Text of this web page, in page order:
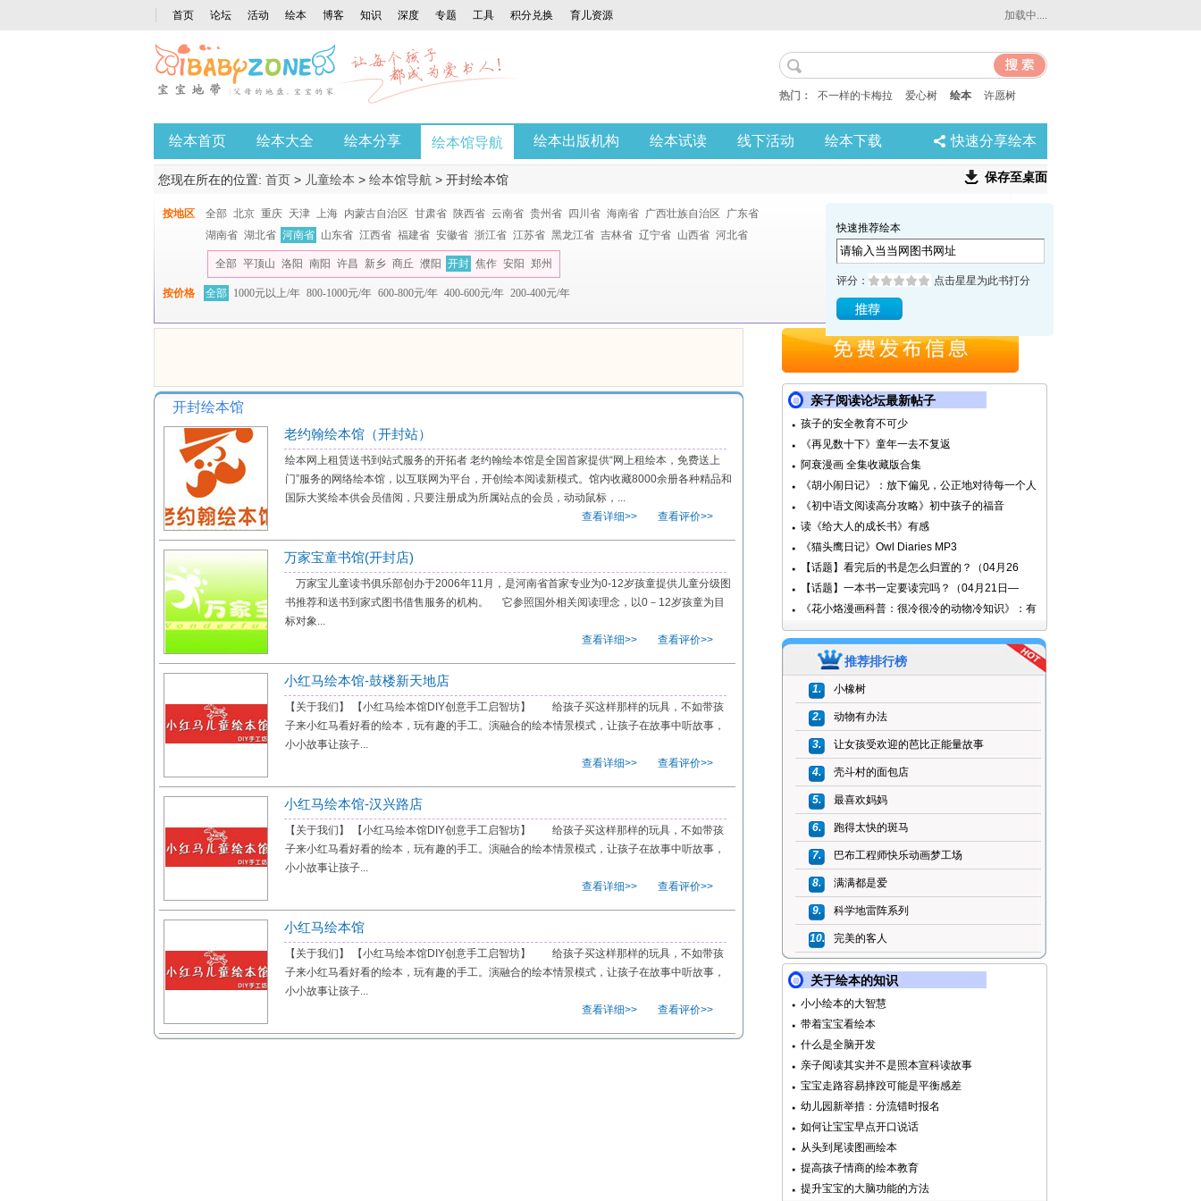
首页 论坛 活动 绘本 博客 知识 深度 专题 工具 积分兑换 育儿资源 加载中....
热门： 不一样的卡梅拉 爱心树 绘本 许愿树
绘本首页 绘本大全 绘本分享 绘本馆导航 绘本出版机构 绘本试读 线下活动 绘本下载 快速分享绘本
您现在所在的位置: 首页 > 儿童绘本 > 绘本馆导航 > 开封绘本馆 保存至桌面
按地区 全部 北京 重庆 天津 上海 内蒙古自治区 甘肃省 陕西省 云南省 贵州省 四川省 海南省 广西壮族自治区
广东省
湖南省 湖北省 河南省 山东省 江西省 福建省 安徽省 浙江省 江苏省 黑龙江省 吉林省 辽宁省 山西省 河北省
全部 平顶山 洛阳 南阳 许昌 新乡 商丘 濮阳 开封 焦作 安阳 郑州
按价格 全部 1000元以上/年 800-1000元/年 600-800元/年 400-600元/年 200-400元/年
快速推荐绘本
评分： 点击星星为此书打分
开封绘本馆
老约翰绘本馆（开封站）
绘本网上租赁送书到站式服务的开拓者 老约翰绘本馆是全国首家提供“网上租绘本，免费送上
门”服务的网络绘本馆，以互联网为平台，开创绘本阅读新模式。馆内收藏8000余册各种精品和
国际大奖绘本供会员借阅，只要注册成为所属站点的会员，动动鼠标，...
查看详细>>
查看评价>>
万家宝童书馆(开封店)
万家宝儿童读书俱乐部创办于2006年11月，是河南省首家专业为0-12岁孩童提供儿童分级图
书推荐和送书到家式图书借售服务的机构。 它参照国外相关阅读理念，以0－12岁孩童为目
标对象...
查看详细>>
查看评价>>
小红马绘本馆-鼓楼新天地店
【关于我们】 【小红马绘本馆DIY创意手工启智坊】 给孩子买这样那样的玩具，不如带孩
子来小红马看好看的绘本，玩有趣的手工。演融合的绘本情景模式，让孩子在故事中听故事，
小小故事让孩子...
查看详细>>
查看评价>>
小红马绘本馆-汉兴路店
【关于我们】 【小红马绘本馆DIY创意手工启智坊】 给孩子买这样那样的玩具，不如带孩
子来小红马看好看的绘本，玩有趣的手工。演融合的绘本情景模式，让孩子在故事中听故事，
小小故事让孩子...
查看详细>>
查看评价>>
小红马绘本馆
【关于我们】 【小红马绘本馆DIY创意手工启智坊】 给孩子买这样那样的玩具，不如带孩
子来小红马看好看的绘本，玩有趣的手工。演融合的绘本情景模式，让孩子在故事中听故事，
小小故事让孩子...
查看详细>>
查看评价>>
亲子阅读论坛最新帖子
孩子的安全教育不可少
《再见数十下》童年一去不复返
阿衰漫画 全集收藏版合集
《胡小闹日记》：放下偏见，公正地对待每一个人
《初中语文阅读高分攻略》初中孩子的福音
读《给大人的成长书》有感
《猫头鹰日记》Owl Diaries MP3
【话题】看完后的书是怎么归置的？（04月26
【话题】一本书一定要读完吗？（04月21日—
《花小烙漫画科普：很冷很冷的动物冷知识》：有
推荐排行榜
1. 小橡树
2. 动物有办法
3. 让女孩受欢迎的芭比正能量故事
4. 壳斗村的面包店
5. 最喜欢妈妈
6. 跑得太快的斑马
7. 巴布工程师快乐动画梦工场
8. 满满都是爱
9. 科学地雷阵系列
10. 完美的客人
关于绘本的知识
小小绘本的大智慧
带着宝宝看绘本
什么是全脑开发
亲子阅读其实并不是照本宣科读故事
宝宝走路容易摔跤可能是平衡感差
幼儿园新举措：分流错时报名
如何让宝宝早点开口说话
从头到尾读图画绘本
提高孩子情商的绘本教育
提升宝宝的大脑功能的方法